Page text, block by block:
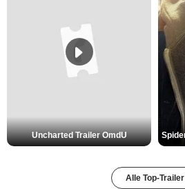
Uncharted Trailer OmdU
Alle Top-Trailer